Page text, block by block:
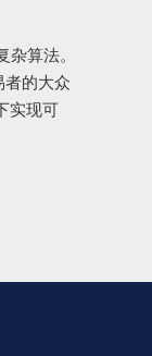
算法。
者的大众
实现可